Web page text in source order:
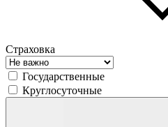
Страховка
Государственные
Круглосуточные